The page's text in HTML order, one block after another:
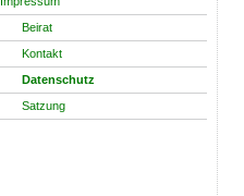
Beirat
Kontakt
Datenschutz
Satzung